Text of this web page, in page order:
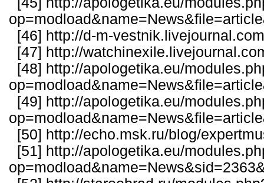
[46] http://d-m-
[47] http://
[48] http://apologetika.eu/
[49] http://apologetika.eu/
[50] http://echo.msk.ru/blog/
[51] http://apologetika.eu/